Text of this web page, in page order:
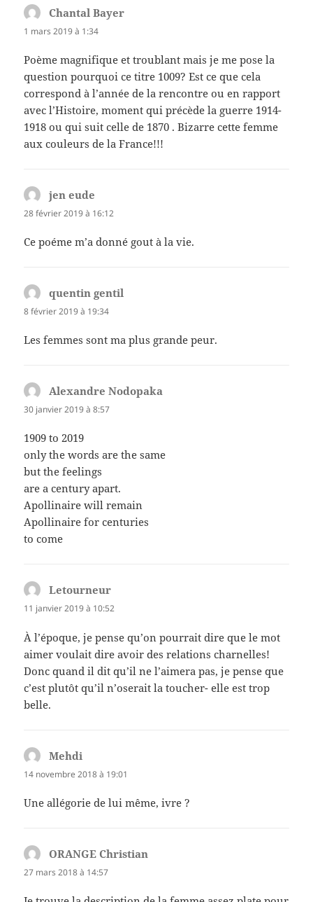
Chantal Bayer
1 mars 2019 à 1:34
Poème magnifique et troublant mais je me pose la
question pourquoi ce titre 1009? Est ce que cela
correspond à l’année de la rencontre ou en rapport
avec l’Histoire, moment qui précède la guerre 1914-
1918 ou qui suit celle de 1870 . Bizarre cette femme
aux couleurs de la France!!!
jen eude
28 février 2019 à 16:12
Ce poéme m’a donné gout à la vie.
quentin gentil
8 février 2019 à 19:34
Les femmes sont ma plus grande peur.
Alexandre Nodopaka
30 janvier 2019 à 8:57
1909 to 2019
only the words are the same
but the feelings
are a century apart.
Apollinaire will remain
Apollinaire for centuries
to come
Letourneur
11 janvier 2019 à 10:52
À l’époque, je pense qu’on pourrait dire que le mot
aimer voulait dire avoir des relations charnelles!
Donc quand il dit qu’il ne l’aimera pas, je pense que
c’est plutôt qu’il n’oserait la toucher- elle est trop
belle.
Mehdi
14 novembre 2018 à 19:01
Une allégorie de lui même, ivre ?
ORANGE Christian
27 mars 2018 à 14:57